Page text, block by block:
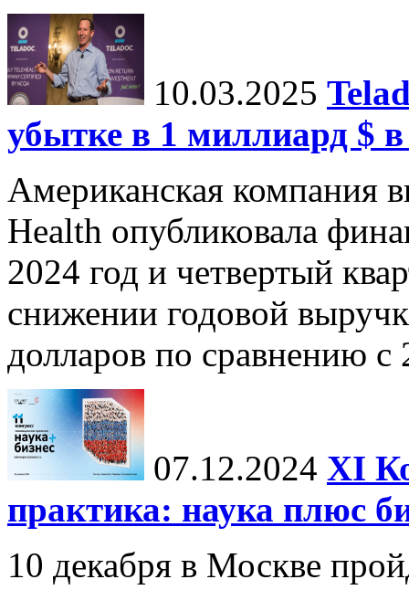
10.03.2025
убытке в 1 миллиард $ в
Американская компания
Health опубликовала
2024 год и четвертый
снижении годовой
долларов по сравнению с
07.12.2024 ХI
практика: наука плюс
10 декабря в Москве